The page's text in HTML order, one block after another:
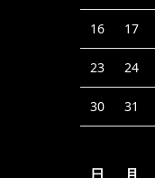
16 17
23 24
30 31